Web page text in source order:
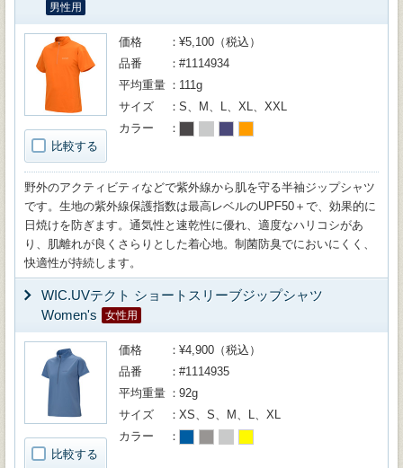
男性用
比較する
価格
¥5,100（税込）
品番
#1114934
平均重量
111g
サイズ
S、M、L、XL、XXL
カラー
野外のアクティビティなどで紫外線から肌を守る半袖ジップシャツ
です。生地の紫外線保護指数は最高レベルのUPF50＋で、効果的に
日焼けを防ぎます。通気性と速乾性に優れ、適度なハリコシがあ
り、肌離れが良くさらりとした着心地。制菌防臭でにおいにくく、
快適性が持続します。
WIC.UVテクト ショートスリーブジップシャツ
Women's
女性用
比較する
価格
¥4,900（税込）
品番
#1114935
平均重量
92g
サイズ
XS、S、M、L、XL
カラー